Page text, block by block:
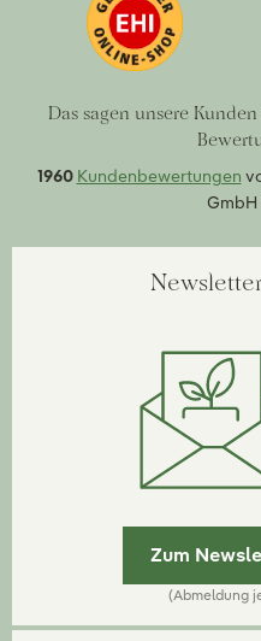
Das sagen unsere
1960 Kundenbewertungen
GmbH
Zum
(Abmeldung